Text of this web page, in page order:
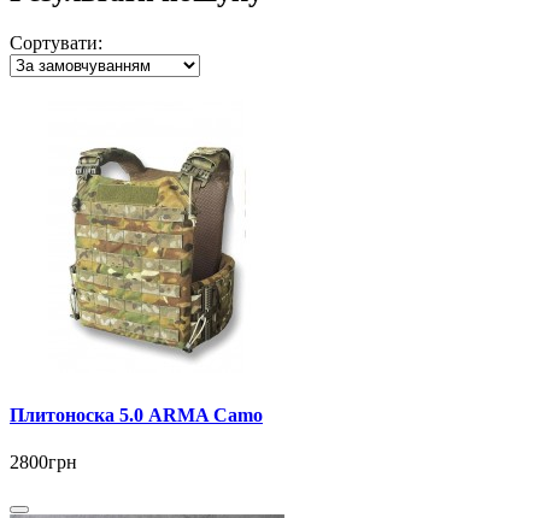
Сортувати:
Плитоноска 5.0 ARMA Camo
2800грн